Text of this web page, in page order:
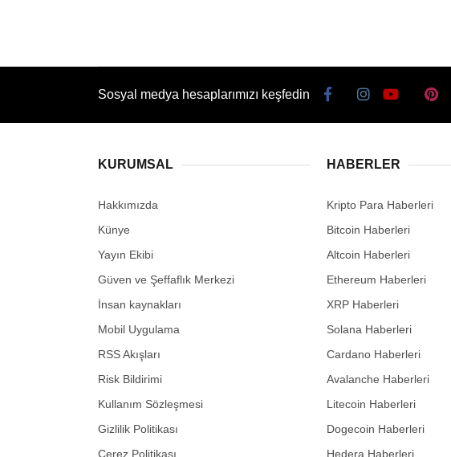
Sosyal medya hesaplarımızı keşfedin
KURUMSAL
Hakkımızda
Künye
Yayın Ekibi
Güven ve Şeffaflık Merkezi
İnsan kaynakları
Mobil Uygulama
RSS Akışları
Risk Bildirimi
Kullanım Sözleşmesi
Gizlilik Politikası
Çerez Politikası
HABERLER
Kripto Para Haberleri
Bitcoin Haberleri
Altcoin Haberleri
Ethereum Haberleri
XRP Haberleri
Solana Haberleri
Cardano Haberleri
Avalanche Haberleri
Litecoin Haberleri
Dogecoin Haberleri
Hedera Haberleri